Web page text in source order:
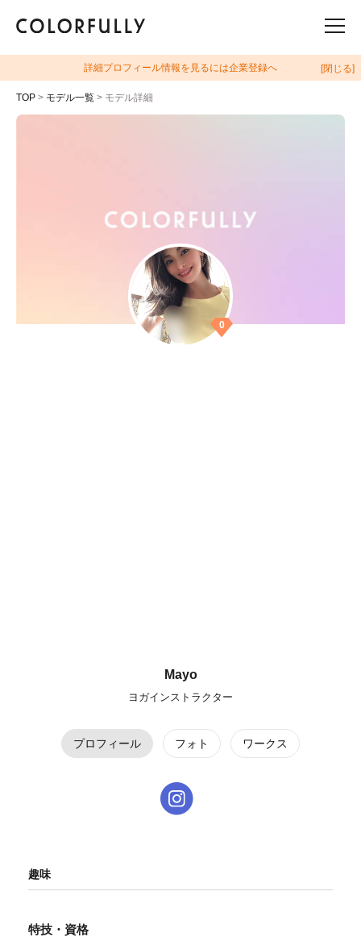
詳細プロフィール情報を見るには企業登録へ [閉じる]
TOP > モデル一覧 > モデル詳細
0
Mayo
ヨガインストラクター
プロフィール フォト ワークス
趣味
特技・資格